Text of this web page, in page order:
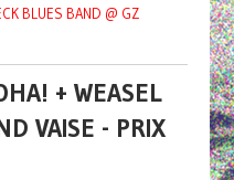
BLUES BAND @ GZ
+ WEASEL
VAISE - PRIX